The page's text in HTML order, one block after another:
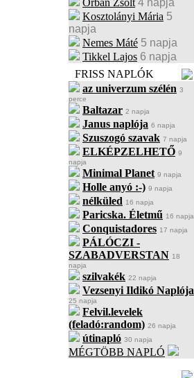
Orbán Zsolt 4 napja
Kosztolányi Mária 5
napja
Nemes Máté 5 napja
Tikkel Lajos 6 napja
FRISS NAPLÓK
az univerzum szélén 3
perce
Baltazar 2 napja
Janus naplója 6 napja
Szuszogó szavak 7 napja
ELKÉPZELHETŐ 9
napja
Minimal Planet 9 napja
Holle anyó :-) 9 napja
nélküled 16 napja
Paricska. Életmű 16 napja
Conquistadores 17 napja
PÁLÓCZI -
SZABADVERSTAN 18
napja
szilvakék 22 napja
Vezsenyi Ildikó Naplója
25 napja
Felvil.levelek
(feladó:random) 26 napja
útinapló 30 napja
MÉGTÖBB NAPLÓ